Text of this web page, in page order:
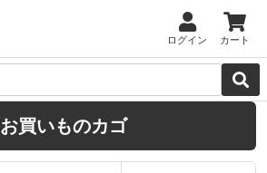
ログイン カート
お買いものカゴ